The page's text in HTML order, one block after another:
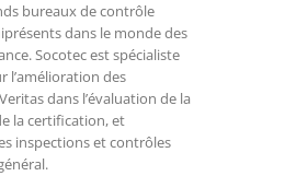
bureaux de contrôle
dans le monde des
Socotec est spécialiste
l’amélioration des
dans l’évaluation de la
la certification, et
inspections et contrôles